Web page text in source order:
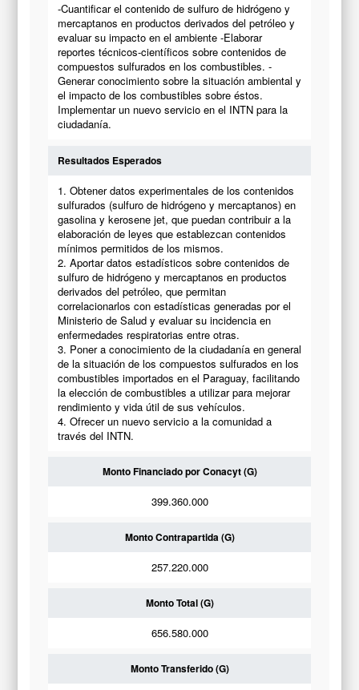
-Cuantificar el contenido de sulfuro de hidrógeno y
mercaptanos en productos derivados del petróleo y
evaluar su impacto en el ambiente -Elaborar
reportes técnicos-científicos sobre contenidos de
compuestos sulfurados en los combustibles. -
Generar conocimiento sobre la situación ambiental y
el impacto de los combustibles sobre éstos.
Implementar un nuevo servicio en el INTN para la
ciudadanía.
Resultados Esperados
1. Obtener datos experimentales de los contenidos
sulfurados (sulfuro de hidrógeno y mercaptanos) en
gasolina y kerosene jet, que puedan contribuir a la
elaboración de leyes que establezcan contenidos
mínimos permitidos de los mismos.
2. Aportar datos estadísticos sobre contenidos de
sulfuro de hidrógeno y mercaptanos en productos
derivados del petróleo, que permitan
correlacionarlos con estadísticas generadas por el
Ministerio de Salud y evaluar su incidencia en
enfermedades respiratorias entre otras.
3. Poner a conocimiento de la ciudadanía en general
de la situación de los compuestos sulfurados en los
combustibles importados en el Paraguay, facilitando
la elección de combustibles a utilizar para mejorar
rendimiento y vida útil de sus vehículos.
4. Ofrecer un nuevo servicio a la comunidad a
través del INTN.
Monto Financiado por Conacyt (G)
399.360.000
Monto Contrapartida (G)
257.220.000
Monto Total (G)
656.580.000
Monto Transferido (G)